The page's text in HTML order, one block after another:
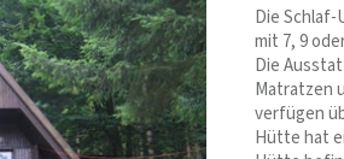
Die
mit 7, 9
Die
Matratzen
verfügen
Hütte hat